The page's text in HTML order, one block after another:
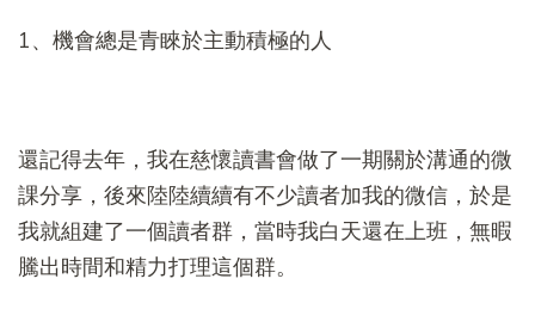
1、機會總是青睞於主動積極的人
還記得去年，我在慈懷讀書會做了一期關於溝通的微
課分享，後來陸陸續續有不少讀者加我的微信，於是
我就組建了一個讀者群，當時我白天還在上班，無暇
騰出時間和精力打理這個群。